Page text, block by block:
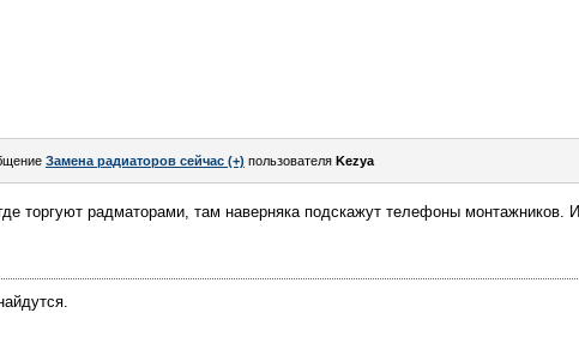
Замена радиаторов сейчас (+) пользователя Kezya
торгуют радматорами, там наверняка подскажут телефоны монтажников.